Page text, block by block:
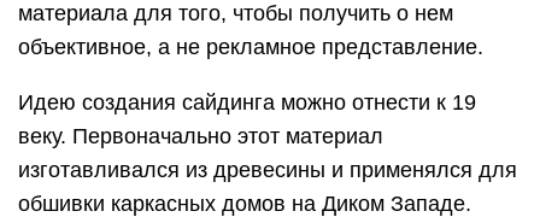
материала для того, чтобы получить о нем
объективное, а не рекламное представление.
Идею создания сайдинга можно отнести к 19
веку. Первоначально этот материал
изготавливался из древесины и применялся для
обшивки каркасных домов на Диком Западе.